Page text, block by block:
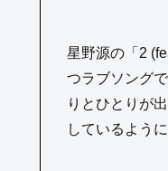
星野源の「2
つラブソング
りとひとりが
しているよう